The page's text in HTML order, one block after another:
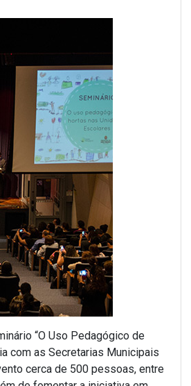
“O Uso Pedagógico de
com as Secretarias Municipais
cerca de 500 pessoas, entre